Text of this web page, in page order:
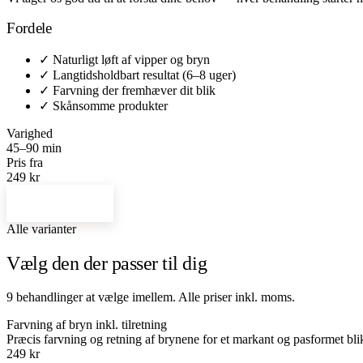
Fordele
✓ Naturligt løft af vipper og bryn
✓ Langtidsholdbart resultat (6–8 uger)
✓ Farvning der fremhæver dit blik
✓ Skånsomme produkter
Varighed
45–90 min
Pris fra
249 kr
Alle varianter
Vælg den der passer til dig
9 behandlinger at vælge imellem. Alle priser inkl. moms.
Farvning af bryn inkl. tilretning
Præcis farvning og retning af brynene for et markant og pasformet
249 kr